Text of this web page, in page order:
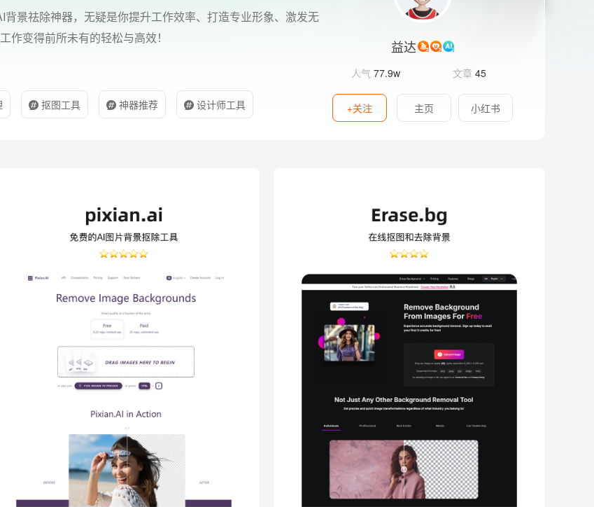
景祛除神器，无疑是你提升工作效率、打造专业形象、激发无
作变得前所未有的轻松与高效！
抠图工具 神器推荐 设计师工具
益达
人气 77.9w 文章 45
+关注 主页 小红书